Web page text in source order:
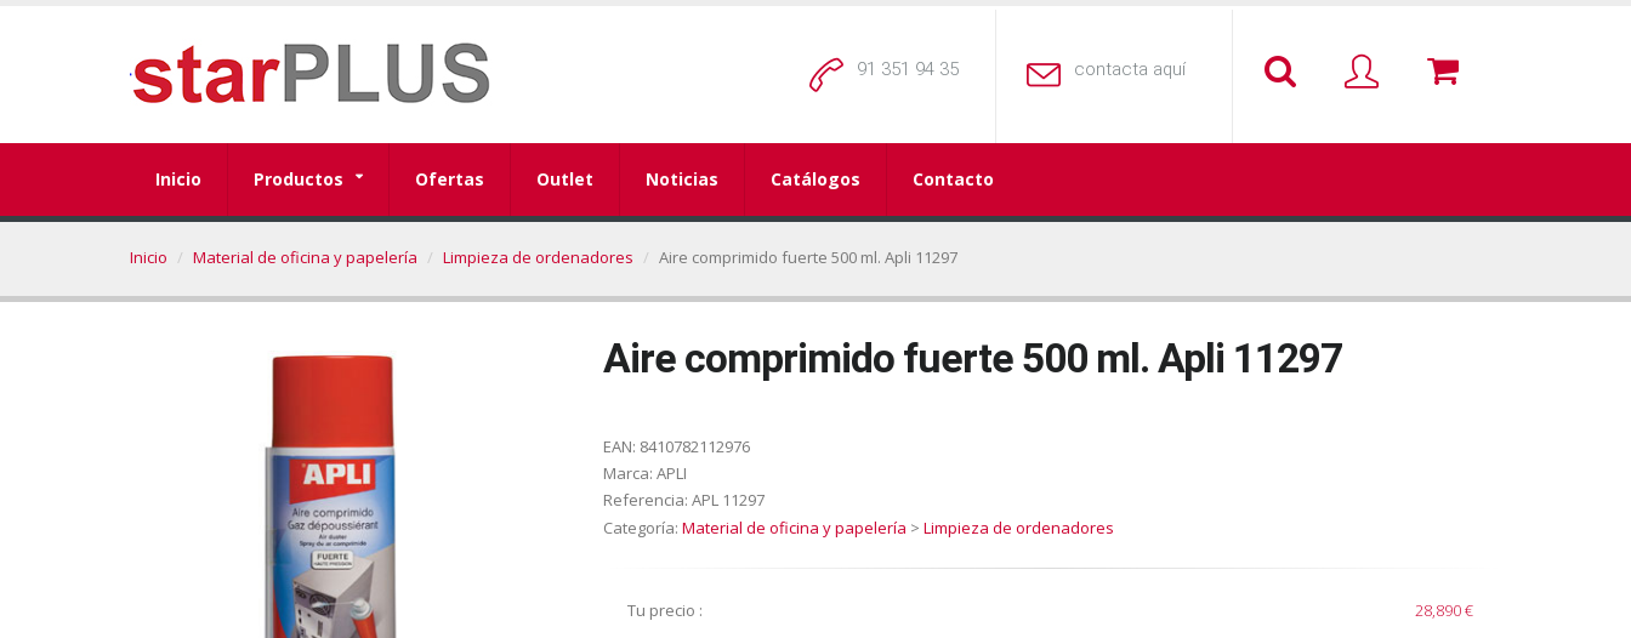
91 351 94 35 contacta aquí
Inicio Productos Ofertas Outlet Noticias Catálogos Contacto
Inicio Material de oficina y papelería Limpieza de ordenadores Aire comprimido fuerte 500 ml. Apli 11297
Aire comprimido fuerte 500 ml. Apli 11297
EAN: 8410782112976
Marca: APLI
Referencia: APL 11297
Categoría: Material de oficina y papelería > Limpieza de ordenadores
Tu precio :
28,890 €